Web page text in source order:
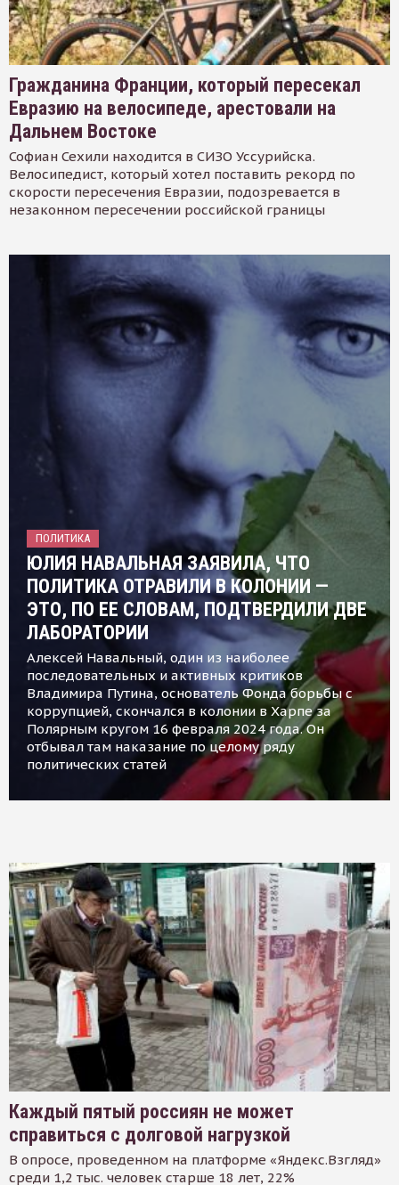
Гражданина Франции, который пересекал
Евразию на велосипеде, арестовали на
Дальнем Востоке
Софиан Сехили находится в СИЗО Уссурийска.
Велосипедист, который хотел поставить рекорд по
скорости пересечения Евразии, подозревается в
незаконном пересечении российской границы
ПОЛИТИКА
ЮЛИЯ НАВАЛЬНАЯ ЗАЯВИЛА, ЧТО
ПОЛИТИКА ОТРАВИЛИ В КОЛОНИИ —
ЭТО, ПО ЕЕ СЛОВАМ, ПОДТВЕРДИЛИ ДВЕ
ЛАБОРАТОРИИ
Алексей Навальный, один из наиболее
последовательных и активных критиков
Владимира Путина, основатель Фонда борьбы с
коррупцией, скончался в колонии в Харпе за
Полярным кругом 16 февраля 2024 года. Он
отбывал там наказание по целому ряду
политических статей
Каждый пятый россиян не может
справиться с долговой нагрузкой
В опросе, проведенном на платформе «Яндекс.Взгляд»
среди 1,2 тыс. человек старше 18 лет, 22%